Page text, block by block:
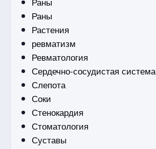
Раны
Растения
ревматизм
Ревматология
Сердечно-сосудистая система
Слепота
Соки
Стенокардия
Стоматология
Суставы